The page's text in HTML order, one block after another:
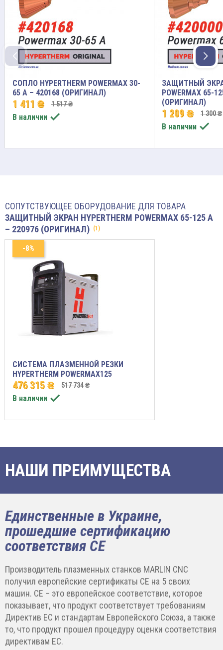
СОПЛО HYPERTHERM POWERMAX 30-
65 A – 420168 (ОРИГИНАЛ)
1 411 ₴ 1 517 ₴
В наличии 
ЗАЩИТНЫЙ
POWERMAX 65-
(ОРИГИНАЛ)
1 209 ₴ 1 300 ₴
В наличии 
СОПУТСТВУЮЩЕЕ ОБОРУДОВАНИЕ ДЛЯ ТОВАРА
ЗАЩИТНЫЙ ЭКРАН HYPERTHERM POWERMAX 65-125 A
– 220976 (ОРИГИНАЛ) (1)
СИСТЕМА ПЛАЗМЕННОЙ РЕЗКИ
HYPERTHERM POWERMAX125
476 315 ₴ 517 734 ₴
В наличии 
-8%
НАШИ ПРЕИМУЩЕСТВА
Единственные в Украине,
прошедшие сертификацию
соответствия CE
Производитель плазменных станков MARLIN CNC
получил европейские сертификаты CE на 5 своих
машин. CE – это европейское соответствие, которое
показывает, что продукт соответствует требованиям
Директив ЕС и стандартам Европейского Союза, а также
то, что продукт прошел процедуру оценки соответствия
директивам ЕС.